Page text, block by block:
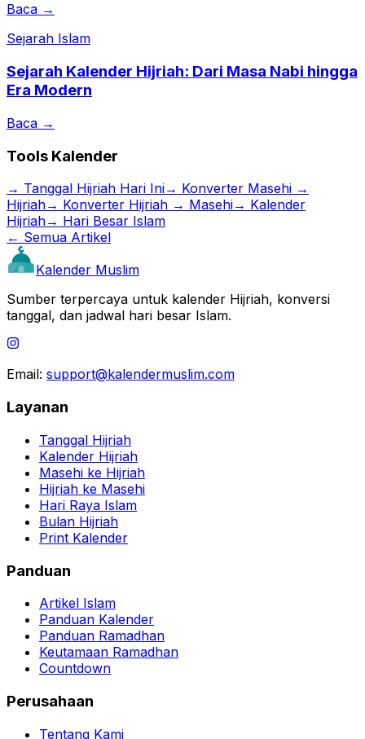
Baca →
Sejarah Islam
Sejarah Kalender Hijriah: Dari Masa Nabi hingga
Era Modern
Baca →
Tools Kalender
→ Tanggal Hijriah Hari Ini→ Konverter Masehi →
Hijriah→ Konverter Hijriah → Masehi→ Kalender
Hijriah→ Hari Besar Islam
← Semua Artikel
Kalender Muslim
Sumber terpercaya untuk kalender Hijriah, konversi
tanggal, dan jadwal hari besar Islam.
Email: support@kalendermuslim.com
Layanan
Tanggal Hijriah
Kalender Hijriah
Masehi ke Hijriah
Hijriah ke Masehi
Hari Raya Islam
Bulan Hijriah
Print Kalender
Panduan
Artikel Islam
Panduan Kalender
Panduan Ramadhan
Keutamaan Ramadhan
Countdown
Perusahaan
Tentang Kami